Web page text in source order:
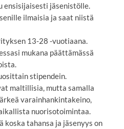
ensisijaisesti jäsenistölle.
ilmaisia ja saat niistä
13-28 -vuotiaana.
mukana päättämässä
stipendein.
maltillisia, mutta samalla
varainhankintakeino,
nuorisotoimintaa.
koska tahansa ja jäsenyys on